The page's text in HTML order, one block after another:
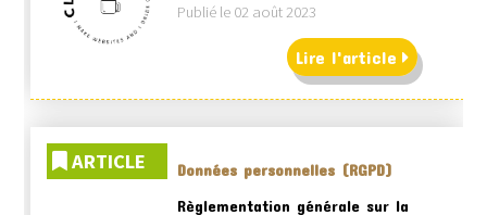
Publié le 02 août 2023
Lire l'article
ARTICLE
Données personnelles (RGPD)
Règlementation générale sur la